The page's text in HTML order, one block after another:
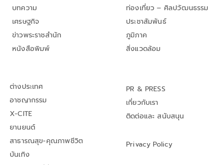
บทความ
เศรษฐกิจ
ข่าวพระราชสำนัก
หนังสือพิมพ์
ท่องเที่ยว – ศิลปวัฒนธรรม
ประชาสัมพันธ์
ภูมิภาค
สิ่งแวดล้อม
ต่างประเทศ
อาชญากรรม
X-CITE
ยานยนต์
สาธารณสุข-คุณภาพชีวิต
บันเทิง
PR & PRESS
เกี่ยวกับเรา
ติดต่อและ สนับสนุน
Privacy Policy